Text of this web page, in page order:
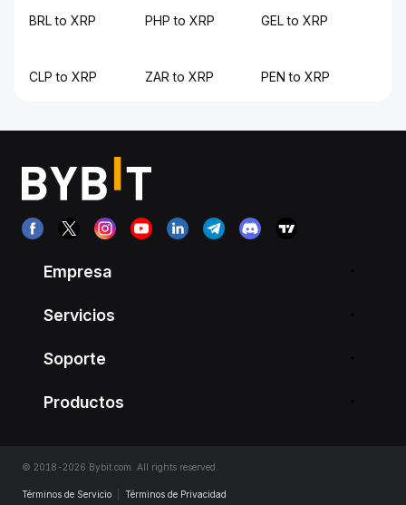
BRL to XRP PHP to XRP GEL to XRP
CLP to XRP ZAR to XRP PEN to XRP
Empresa
Servicios
Soporte
Productos
© 2018-2026 Bybit.com. All rights reserved.
Términos de Servicio Términos de Privacidad